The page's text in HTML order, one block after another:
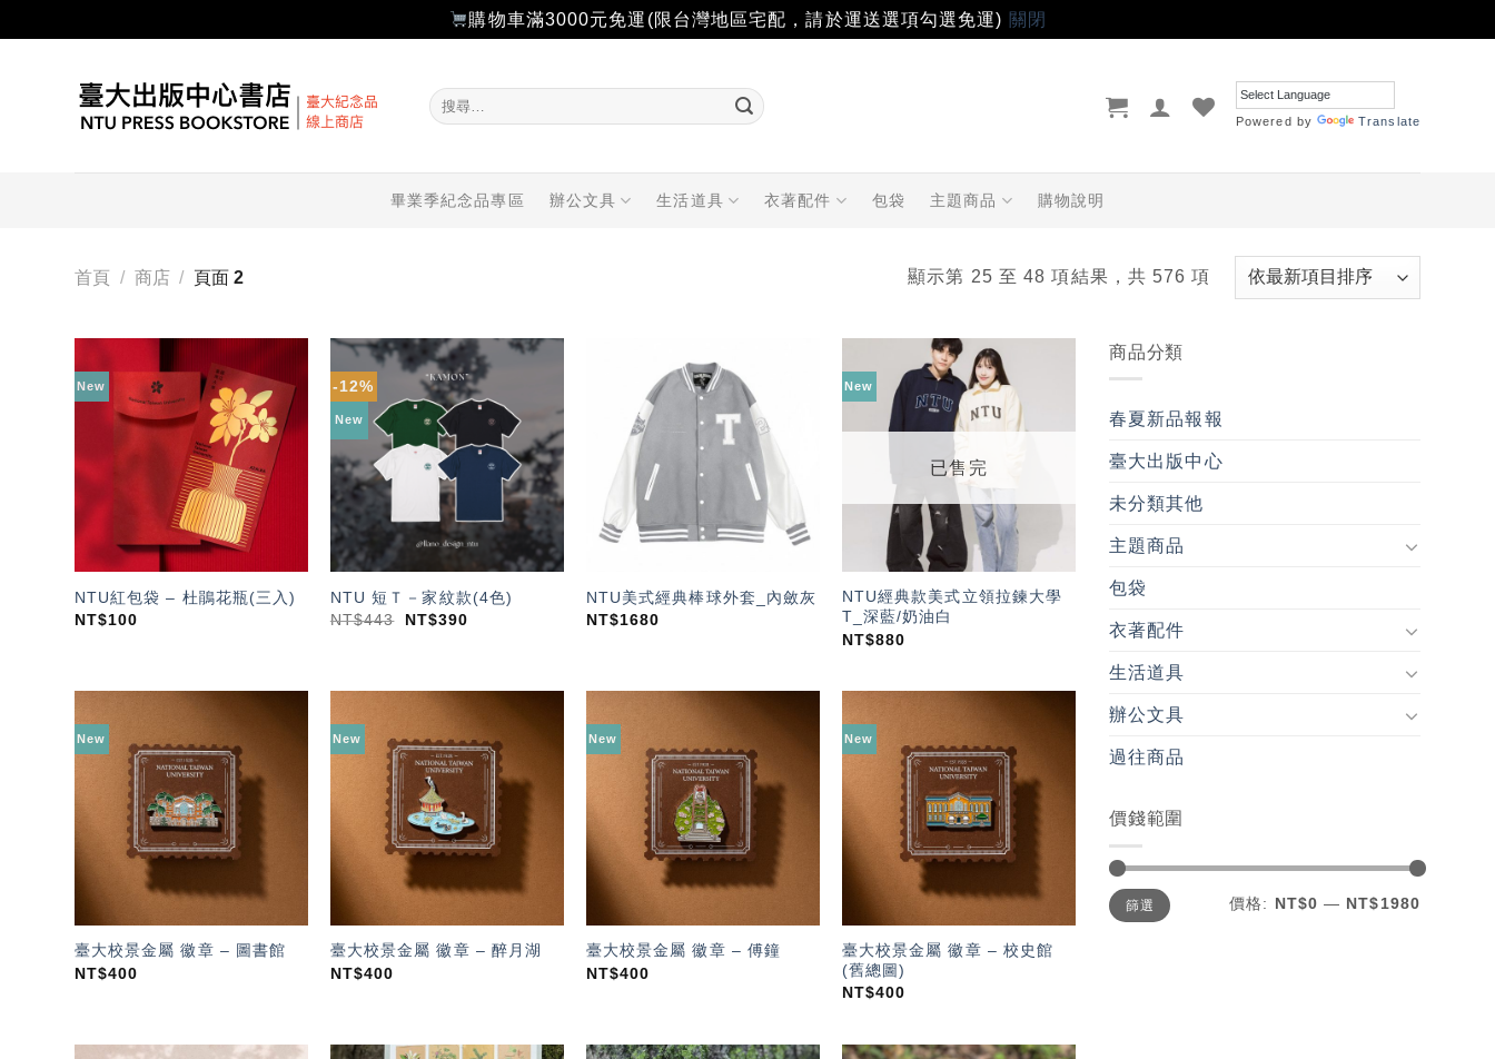
購物車滿3000元免運(限台灣地區宅配，請於運送選項勾選免運) 關閉
搜
尋
Powered by Translate
畢業季紀念品專區 辦公文具 生活道具 衣著配件 包袋 主題商品 購物說明
首頁 / 商店 / 頁面 2 顯示第 25 至 48 項結果，共 576 項
New
加入
「願
望輕
單」
NTU紅包袋 – 杜鵑花瓶(三入)
NT$100
-12%
New
單」
NTU 短Ｔ－家紋款(4色)
NT$443 NT$390
NTU美式經典棒球外套_內斂灰
NT$1680
New
望輕
已售完
NTU經典款美式立領拉鍊大學
T_深藍/奶油白
NT$880
New
臺大校景金屬 徽章 – 圖書館
NT$400
New
望輕
臺大校景金屬 徽章 – 醉月湖
NT$400
New
望輕
臺大校景金屬 徽章 – 傅鐘
NT$400
New
望輕
臺大校景金屬 徽章 – 校史館
(舊總圖)
NT$400
商品分類
春夏新品報報
臺大出版中心
未分類其他
主題商品
包袋
衣著配件
生活道具
辦公文具
過往商品
價錢範圍
最
低
價
最
高
價
篩選 價格: NT$0 — NT$1980